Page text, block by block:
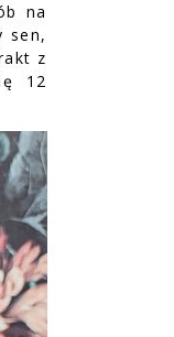
na
sen,
z
12